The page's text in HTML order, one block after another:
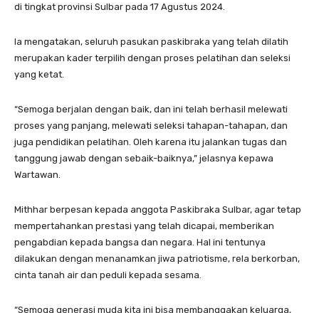
di tingkat provinsi Sulbar pada 17 Agustus 2024.
Ia mengatakan, seluruh pasukan paskibraka yang telah dilatih
merupakan kader terpilih dengan proses pelatihan dan seleksi
yang ketat.
“Semoga berjalan dengan baik, dan ini telah berhasil melewati
proses yang panjang, melewati seleksi tahapan-tahapan, dan
juga pendidikan pelatihan. Oleh karena itu jalankan tugas dan
tanggung jawab dengan sebaik-baiknya,” jelasnya kepawa
Wartawan.
Mithhar berpesan kepada anggota Paskibraka Sulbar, agar tetap
mempertahankan prestasi yang telah dicapai, memberikan
pengabdian kepada bangsa dan negara. Hal ini tentunya
dilakukan dengan menanamkan jiwa patriotisme, rela berkorban,
cinta tanah air dan peduli kepada sesama.
“Semoga generasi muda kita ini bisa membanggakan keluarga,